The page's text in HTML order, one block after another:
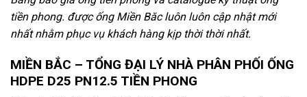
tiền phong. được ống Miền Băc luôn luôn cập nhật mới
nhất nhằm phục vụ khách hàng kịp thời thời nhất.
MIỀN BẮC – TỔNG ĐẠI LÝ NHÀ PHÂN PHỐI ỐNG
HDPE D25 PN12.5 TIỀN PHONG